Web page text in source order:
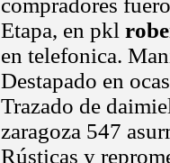
compradores
Etapa, en pkl
en telefonica.
Destapado en
Trazado de
zaragoza 547
Rústicas y